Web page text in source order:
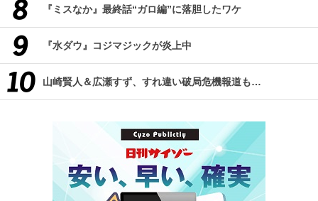
『ミスなか』最終話“ガロ編”に落胆したワケ
『水ダウ』コジマジックが炎上中
山崎賢人＆広瀬すず、すれ違い破局危機報道も…